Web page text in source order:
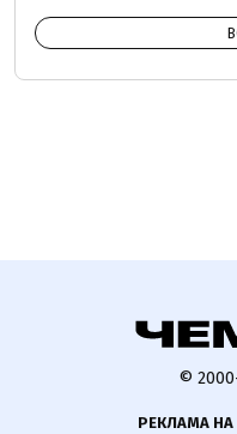
©
РЕКЛАМА НА